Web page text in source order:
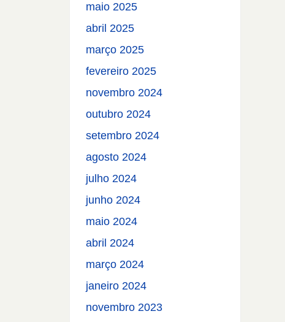
maio 2025
abril 2025
março 2025
fevereiro 2025
novembro 2024
outubro 2024
setembro 2024
agosto 2024
julho 2024
junho 2024
maio 2024
abril 2024
março 2024
janeiro 2024
novembro 2023